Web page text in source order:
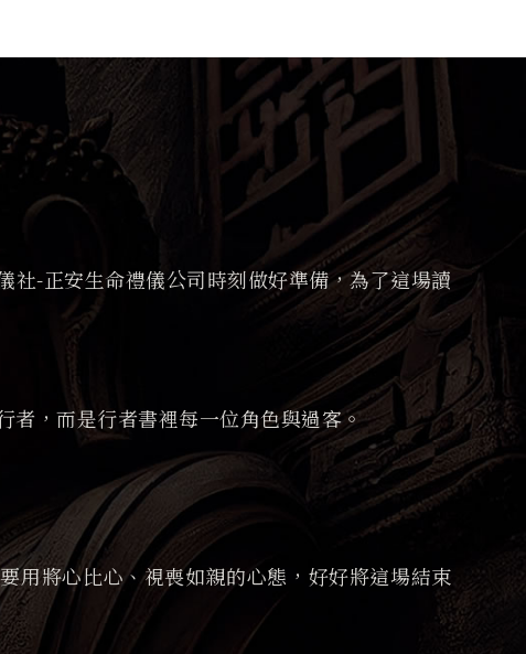
-正安生命禮儀公司時刻做好準備，為了這場讀
者，而是行者書裡每一位角色與過客。
用將心比心、視喪如親的心態，好好將這場結束